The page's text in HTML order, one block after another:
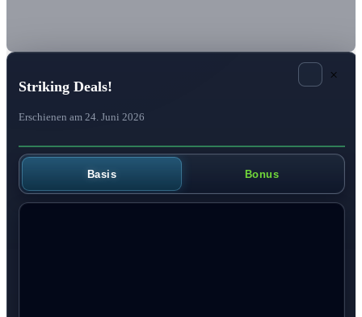
Striking Deals!
Erschienen am 24. Juni 2026
×
Basis Bonus